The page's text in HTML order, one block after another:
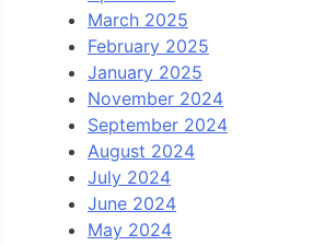
March 2025
February 2025
January 2025
November 2024
September 2024
August 2024
July 2024
June 2024
May 2024